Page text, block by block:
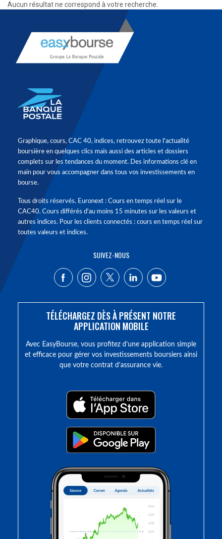
Aucun résultat ne correspond à votre recherche.
Graphique, cours, CAC 40, indices, retrouvez toute l'actualité
boursière en quelques clics mais aussi des articles et dossiers
complets sur les tendances du moment. Des informations clé en
main pour vous accompagner dans tous vos investissements en
bourse.
Tous droits réservés. Euronext : Cours en temps réel sur le
CAC40. Cours différés d'au moins 15 minutes sur les valeurs et
autres indices. Pour les clients connectés : cours en temps réel sur
toutes valeurs et indices.
SUIVEZ-NOUS
TÉLÉCHARGEZ DÈS À PRÉSENT NOTRE
APPLICATION MOBILE
Avec EasyBourse, vous profitez d’une application simple
et efficace pour gérer vos investissements boursiers ainsi
que votre contrat d’assurance vie.